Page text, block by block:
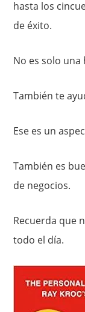
hasta los
de éxito.
No es solo
También te
Ese es un
También es
de negocios.
Recuerda que
todo el día.